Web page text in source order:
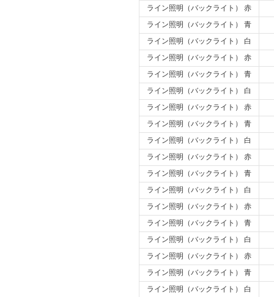
ライン照明（バックライト） 赤
ライン照明（バックライト） 青
ライン照明（バックライト） 白
ライン照明（バックライト） 赤
ライン照明（バックライト） 青
ライン照明（バックライト） 白
ライン照明（バックライト） 赤
ライン照明（バックライト） 青
ライン照明（バックライト） 白
ライン照明（バックライト） 赤
ライン照明（バックライト） 青
ライン照明（バックライト） 白
ライン照明（バックライト） 赤
ライン照明（バックライト） 青
ライン照明（バックライト） 白
ライン照明（バックライト） 赤
ライン照明（バックライト） 青
ライン照明（バックライト） 白